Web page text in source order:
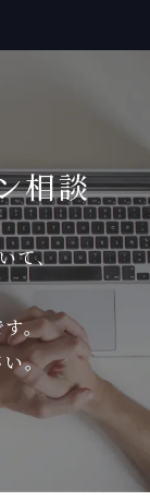
相談
て、
す。
い。